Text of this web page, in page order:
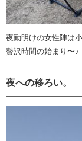
夜勤明けの女性陣は
贅沢時間の始まり〜♪
夜への移ろい。